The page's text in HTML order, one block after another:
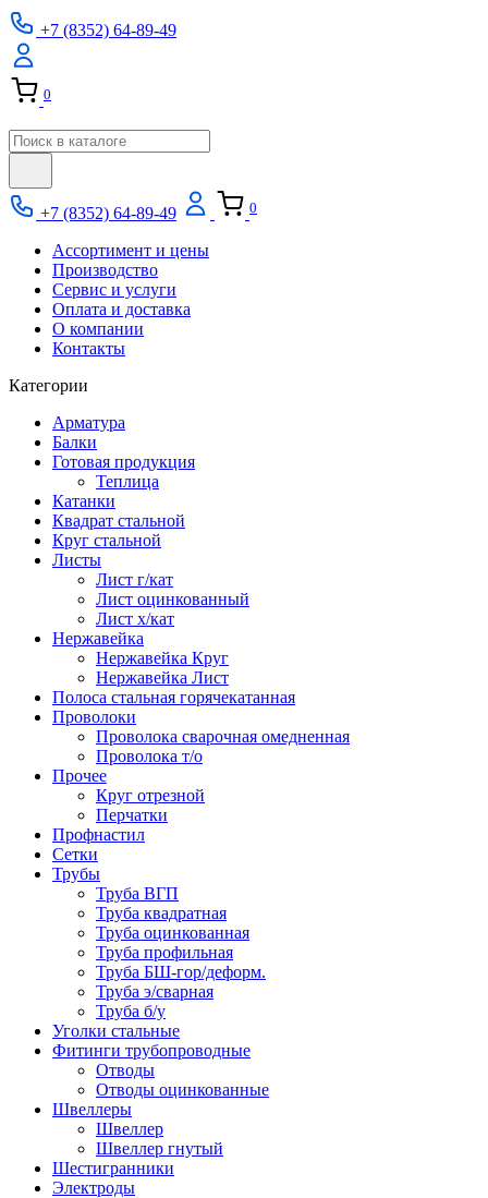
Skip
to
content
+7 (8352) 64-89-49
0
+7 (8352) 64-89-49 0
Ассортимент и цены
Производство
Сервис и услуги
Оплата и доставка
О компании
Контакты
Категории
Арматура
Балки
Готовая продукция
Теплица
Катанки
Квадрат стальной
Круг стальной
Листы
Лист г/кат
Лист оцинкованный
Лист х/кат
Нержавейка
Нержавейка Круг
Нержавейка Лист
Полоса стальная горячекатанная
Проволоки
Проволока сварочная омедненная
Проволока т/о
Прочее
Круг отрезной
Перчатки
Профнастил
Сетки
Трубы
Труба ВГП
Труба квадратная
Труба оцинкованная
Труба профильная
Труба БШ-гор/деформ.
Труба э/сварная
Труба б/у
Уголки стальные
Фитинги трубопроводные
Отводы
Отводы оцинкованные
Швеллеры
Швеллер
Швеллер гнутый
Шестигранники
Электроды